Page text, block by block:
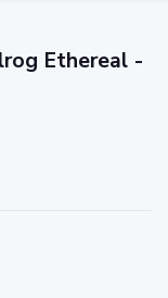
Ethereal -